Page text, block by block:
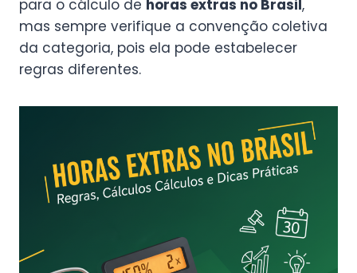
para o cálculo de horas extras no Brasil ,
mas sempre verifique a convenção coletiva
da categoria, pois ela pode estabelecer
regras diferentes.